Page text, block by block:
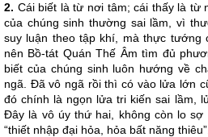
2. Cái biết là từ nơi tâm; cái thấy là từ
của chúng sinh thường sai lầm, vì
suy luận theo tập khí, mà thực tướng
nên Bồ-tát Quán Thế Âm tìm đủ
biết của chúng sinh luôn hướng về
ngã. Đã vô ngã rồi thì có vào lửa lớn
đó chính là ngọn lửa tri kiến sai lầm,
Đây là vô úy thứ hai, không còn lo sợ
“thiết nhập đại hỏa, hỏa bất năng thiêu”.